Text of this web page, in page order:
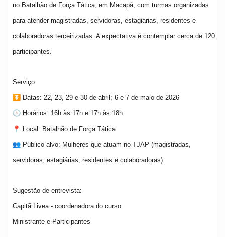
no Batalhão de Força Tática, em Macapá, com turmas organizadas
para atender magistradas, servidoras, estagiárias, residentes e
colaboradoras terceirizadas. A expectativa é contemplar cerca de 120
participantes.
Serviço:
Datas: 22, 23, 29 e 30 de abril; 6 e 7 de maio de 2026
Horários: 16h às 17h e 17h às 18h
Local: Batalhão de Força Tática
Público-alvo: Mulheres que atuam no TJAP (magistradas,
servidoras, estagiárias, residentes e colaboradoras)
Sugestão de entrevista:
Capitã Livea - coordenadora do curso
Ministrante e Participantes